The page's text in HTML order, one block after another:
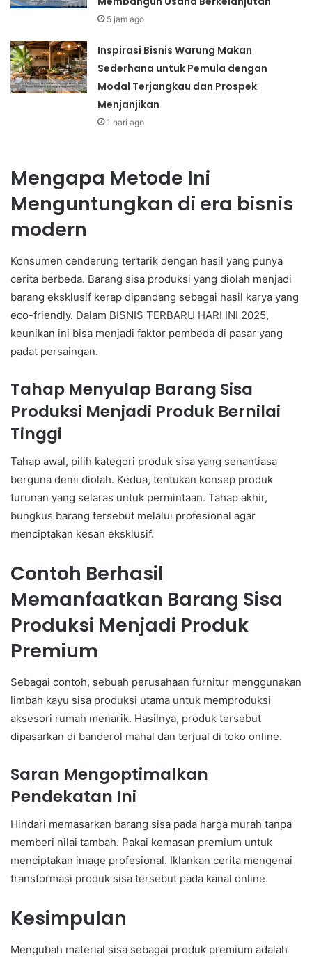
5 jam ago
Inspirasi Bisnis Warung Makan
Sederhana untuk Pemula dengan
Modal Terjangkau dan Prospek
Menjanjikan
1 hari ago
Mengapa Metode Ini
Menguntungkan di era bisnis
modern
Konsumen cenderung tertarik dengan hasil yang punya
cerita berbeda. Barang sisa produksi yang diolah menjadi
barang eksklusif kerap dipandang sebagai hasil karya yang
eco-friendly. Dalam BISNIS TERBARU HARI INI 2025,
keunikan ini bisa menjadi faktor pembeda di pasar yang
padat persaingan.
Tahap Menyulap Barang Sisa
Produksi Menjadi Produk Bernilai
Tinggi
Tahap awal, pilih kategori produk sisa yang senantiasa
berguna demi diolah. Kedua, tentukan konsep produk
turunan yang selaras untuk permintaan. Tahap akhir,
bungkus barang tersebut melalui profesional agar
menciptakan kesan eksklusif.
Contoh Berhasil
Memanfaatkan Barang Sisa
Produksi Menjadi Produk
Premium
Sebagai contoh, sebuah perusahaan furnitur menggunakan
limbah kayu sisa produksi utama untuk memproduksi
aksesori rumah menarik. Hasilnya, produk tersebut
dipasarkan di banderol mahal dan terjual di toko online.
Saran Mengoptimalkan
Pendekatan Ini
Hindari memasarkan barang sisa pada harga murah tanpa
memberi nilai tambah. Pakai kemasan premium untuk
menciptakan image profesional. Iklankan cerita mengenai
transformasi produk sisa tersebut pada kanal online.
Kesimpulan
Mengubah material sisa sebagai produk premium adalah